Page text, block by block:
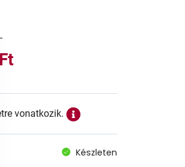
vonatkozik.
Készleten